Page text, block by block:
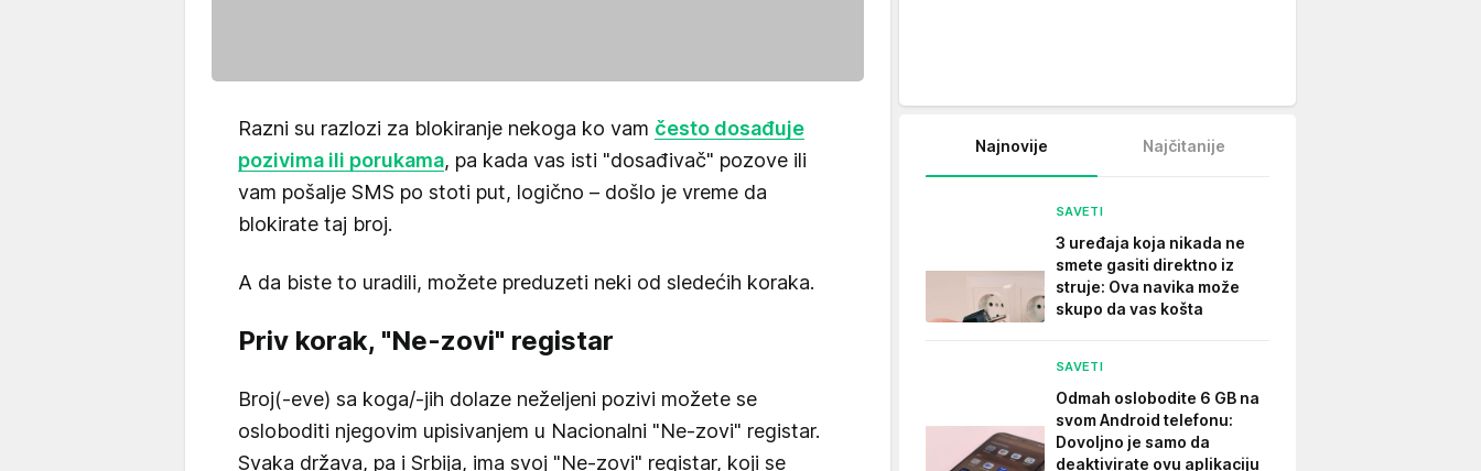
Razni su razlozi za blokiranje nekoga ko vam često dosađuje
pozivima ili porukama, pa kada vas isti "dosađivač" pozove ili
vam pošalje SMS po stoti put, logično – došlo je vreme da
blokirate taj broj.
A da biste to uradili, možete preduzeti neki od sledećih koraka.
Priv korak, "Ne-zovi" registar
Broj(-eve) sa koga/-jih dolaze neželjeni pozivi možete se
osloboditi njegovim upisivanjem u Nacionalni "Ne-zovi" registar.
Svaka država, pa i Srbija, ima svoj "Ne-zovi" registar, koji se
Najnovije Najčitanije
SAVETI
3 uređaja koja nikada ne
smete gasiti direktno iz
struje: Ova navika može
skupo da vas košta
SAVETI
Odmah oslobodite 6 GB na
svom Android telefonu:
Dovoljno je samo da
deaktivirate ovu aplikaciju